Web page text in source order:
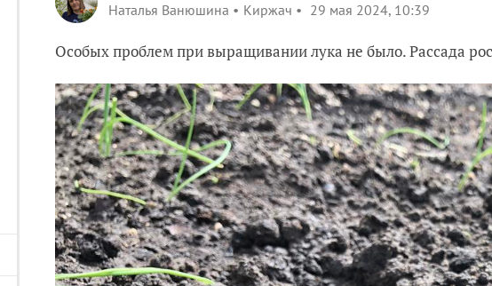
Наталья Ванюшина
Киржач 29 мая 2024, 10:39
Особых проблем при выращивании лука не было. Рассада